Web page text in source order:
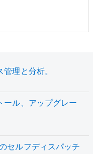
理と分析。
ール、アップグレー
セルフディスパッチ